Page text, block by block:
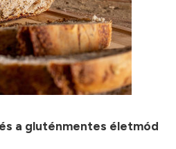
a gluténmentes életmód